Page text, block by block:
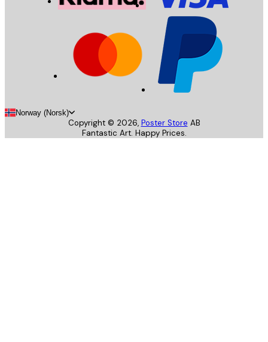
Norway (Norsk)
Copyright © 2026, Poster Store AB
Fantastic Art. Happy Prices.